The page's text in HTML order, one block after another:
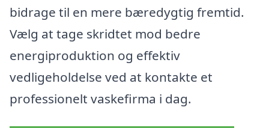
bidrage til en mere bæredygtig fremtid.
Vælg at tage skridtet mod bedre
energiproduktion og effektiv
vedligeholdelse ved at kontakte et
professionelt vaskefirma i dag.